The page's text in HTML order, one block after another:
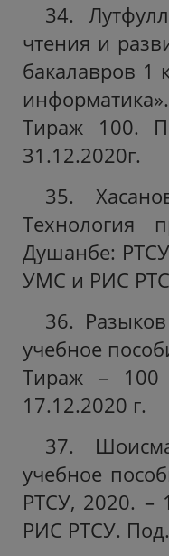
34.
чтения и
бакалавров 1
Тираж 100.
31.12.2020г.
35.
Технология
Душанбе:
УМС и РИС
36.
учебное
Тираж –
17.12.2020 г.
37.
учебное
РТСУ, 2020. –
РИС РТСУ.